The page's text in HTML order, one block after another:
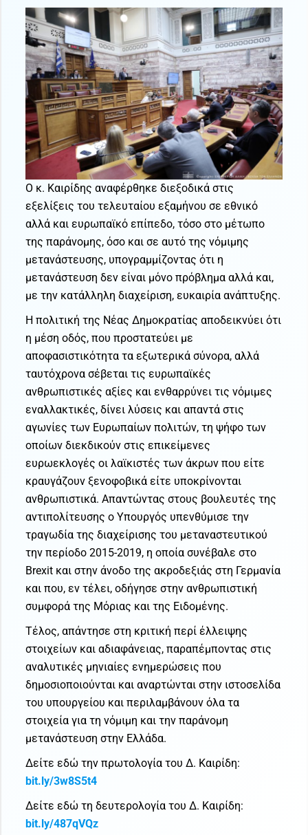
Ο κ. Καιρίδης αναφέρθηκε διεξοδικά στις
εξελίξεις του τελευταίου εξαμήνου σε εθνικό
αλλά και ευρωπαϊκό επίπεδο, τόσο στο μέτωπο
της παράνομης, όσο και σε αυτό της νόμιμης
μετανάστευσης, υπογραμμίζοντας ότι η
μετανάστευση δεν είναι μόνο πρόβλημα αλλά και,
με την κατάλληλη διαχείριση, ευκαιρία ανάπτυξης.
Η πολιτική της Νέας Δημοκρατίας αποδεικνύει ότι
η μέση οδός, που προστατεύει με
αποφασιστικότητα τα εξωτερικά σύνορα, αλλά
ταυτόχρονα σέβεται τις ευρωπαϊκές
ανθρωπιστικές αξίες και ενθαρρύνει τις νόμιμες
εναλλακτικές, δίνει λύσεις και απαντά στις
αγωνίες των Ευρωπαίων πολιτών, τη ψήφο των
οποίων διεκδικούν στις επικείμενες
ευρωεκλογές οι λαϊκιστές των άκρων που είτε
κραυγάζουν ξενοφοβικά είτε υποκρίνονται
ανθρωπιστικά. Απαντώντας στους βουλευτές της
αντιπολίτευσης ο Υπουργός υπενθύμισε την
τραγωδία της διαχείρισης του μεταναστευτικού
την περίοδο 2015-2019, η οποία συνέβαλε στο
Brexit και στην άνοδο της ακροδεξιάς στη Γερμανία
και που, εν τέλει, οδήγησε στην ανθρωπιστική
συμφορά της Μόριας και της Ειδομένης.
Τέλος, απάντησε στη κριτική περί έλλειψης
στοιχείων και αδιαφάνειας, παραπέμποντας στις
αναλυτικές μηνιαίες ενημερώσεις που
δημοσιοποιούνται και αναρτώνται στην ιστοσελίδα
του υπουργείου και περιλαμβάνουν όλα τα
στοιχεία για τη νόμιμη και την παράνομη
μετανάστευση στην Ελλάδα.
Δείτε εδώ την πρωτολογία του Δ. Καιρίδη:
bit.ly/3w8S5t4
Δείτε εδώ τη δευτερολογία του Δ. Καιρίδη:
bit.ly/487qVQz